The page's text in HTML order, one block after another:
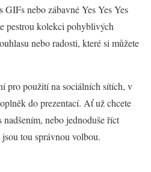
nebo zábavné Yes Yes Yes
pestrou kolekci pohyblivých
nebo radosti, které si můžete
pro použití na sociálních sítích, v
do prezentací. Ať už chcete
nebo jednoduše říct
tou správnou volbou.